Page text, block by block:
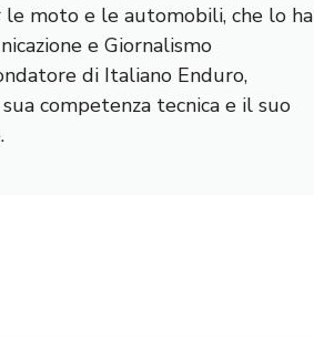
moto e le automobili, che lo ha
e Giornalismo
di Italiano Enduro,
competenza tecnica e il suo